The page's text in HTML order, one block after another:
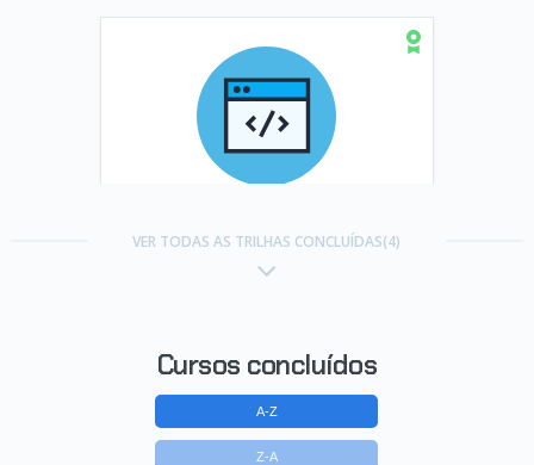
VER TODAS AS TRILHAS CONCLUÍDAS(4)
Cursos concluídos
A-Z
Z-A